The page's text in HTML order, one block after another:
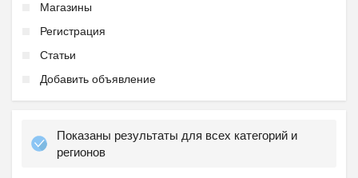
Магазины
Регистрация
Статьи
Добавить объявление
Показаны результаты для всех категорий и
регионов